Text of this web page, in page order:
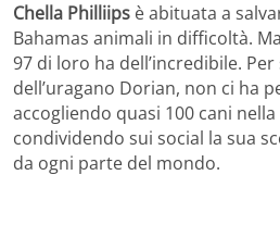
Chella Philliips è abituata a
Bahamas animali in difficoltà.
97 di loro ha dell’incredibile.
dell’uragano Dorian, non ci ha
accogliendo quasi 100 cani
condividendo sui social la sua
da ogni parte del mondo.